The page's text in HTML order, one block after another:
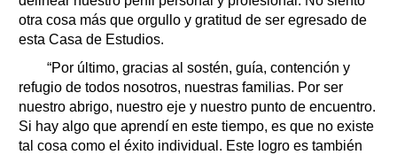
otra cosa más que orgullo y gratitud de ser egresado de
esta Casa de Estudios.
“Por último, gracias al sostén, guía, contención y
refugio de todos nosotros, nuestras familias. Por ser
nuestro abrigo, nuestro eje y nuestro punto de encuentro.
Si hay algo que aprendí en este tiempo, es que no existe
tal cosa como el éxito individual. Este logro es también